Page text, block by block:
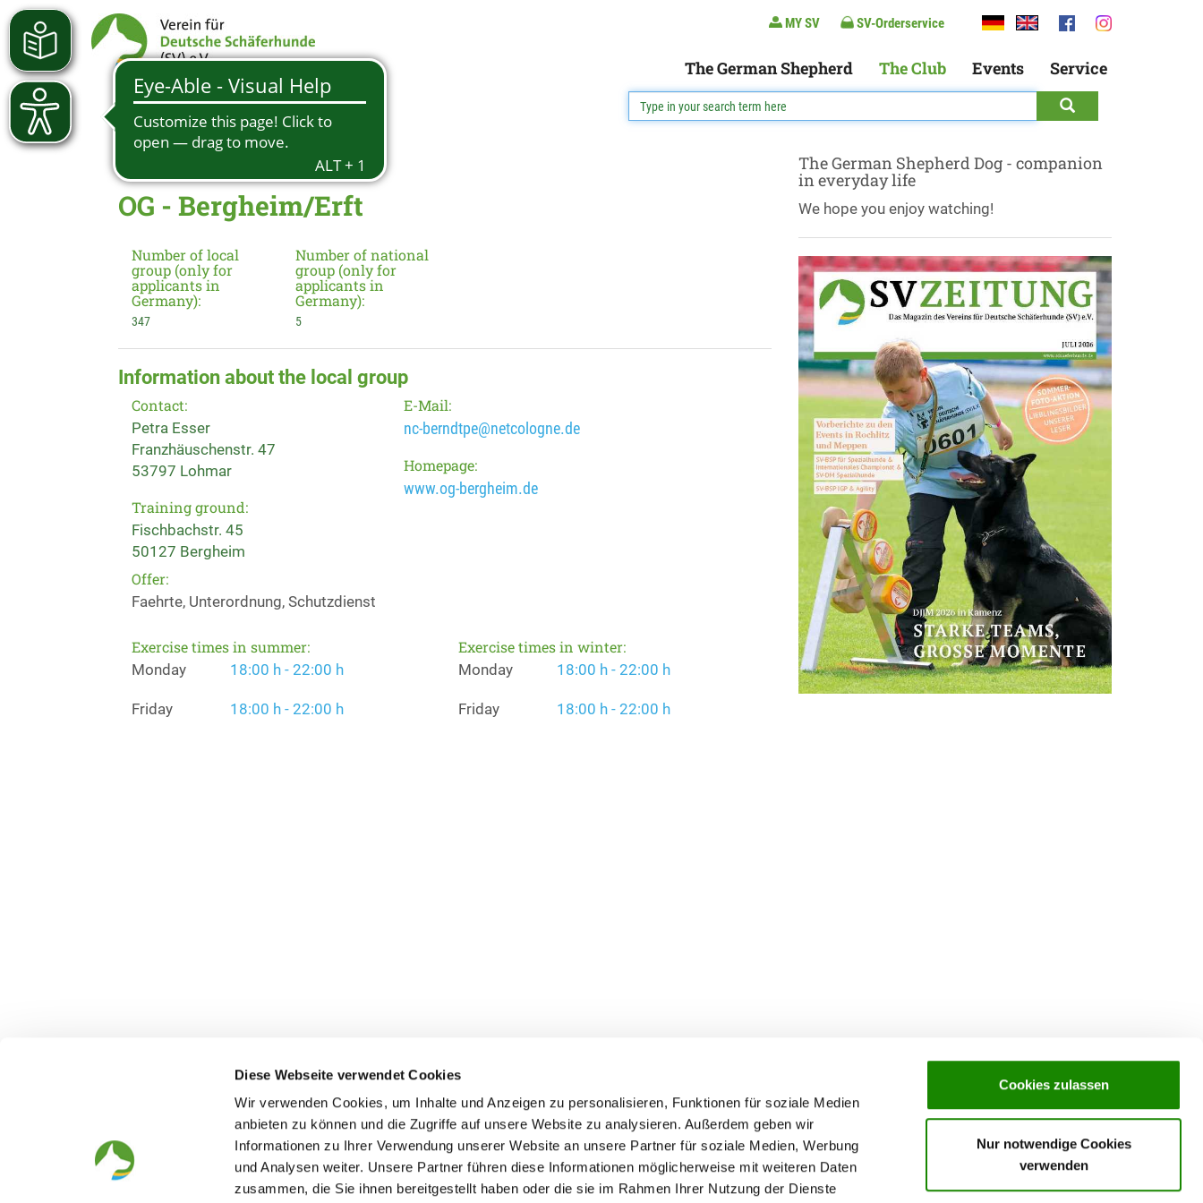
Diese Webseite verwendet Cookies
Wir verwenden Cookies, um Inhalte und Anzeigen zu personalisieren, Funktionen für soziale Medien
anbieten zu können und die Zugriffe auf unsere Website zu analysieren. Außerdem geben wir
Informationen zu Ihrer Verwendung unserer Website an unsere Partner für soziale Medien, Werbung
und Analysen weiter. Unsere Partner führen diese Informationen möglicherweise mit weiteren Daten
zusammen, die Sie ihnen bereitgestellt haben oder die sie im Rahmen Ihrer Nutzung der Dienste
Cookies zulassen
Nur notwendige Cookies
verwenden
MY SV SV-Orderservice
The German Shepherd The Club Events Service
OG - Bergheim/Erft
Number of local
group (only for
applicants in
Germany):
347
Number of national
group (only for
applicants in
Germany):
5
Information about the local group
Contact:
Petra Esser
Franzhäuschenstr. 47
53797 Lohmar
Training ground:
Fischbachstr. 45
50127 Bergheim
E-Mail:
nc-berndtpe@netcologne.de
Homepage:
www.og-bergheim.de
Offer:
Faehrte, Unterordnung, Schutzdienst
Exercise times in summer:
Monday 18:00 h - 22:00 h
Friday 18:00 h - 22:00 h
Exercise times in winter:
Monday 18:00 h - 22:00 h
Friday 18:00 h - 22:00 h
The German Shepherd Dog - companion
in everyday life
We hope you enjoy watching!
The German Shepherd
Everything about the breed
Breeding and upbringing
The Club
Structur
SV magazine
Events
Association's main events
Supra-regional events VDH/FCI
Service
Become a member
Paymentsystem